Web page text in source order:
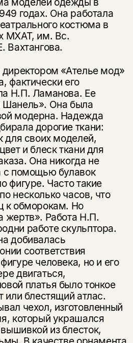
годах. Она работала
костюма в
МХАТ, им. Вс.
Вахтангова.
«Ателье мод»
фактически его
Н.П. Ламанова. Ее
Шанель». Она была
модерна. Надежда
дорогие ткани:
для своих моделей,
и блеск ткани для
Она никогда не
с помощью булавок
фигуре. Часто такие
несколько часов, что
к обморокам. Но
жертв». Работа Н.П.
работе скульптора.
добивалась
соответствия
человека, но и его
двигаться,
платья было тонкое
или блестящий атлас.
чехол, изготовленный
который украшался
из блесток,